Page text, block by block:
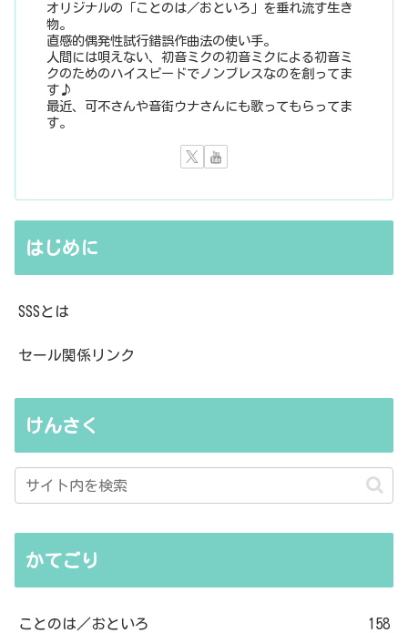
オリジナルの「ことのは／おといろ」を垂れ流す生き
物。
直感的偶発性試行錯誤作曲法の使い手。
人間には唄えない、初音ミクの初音ミクによる初音ミ
クのためのハイスピードでノンブレスなのを創ってま
す♪
最近、可不さんや音街ウナさんにも歌ってもらってま
す。
はじめに
SSSとは
セール関係リンク
けんさく
かてごり
ことのは／おといろ 158